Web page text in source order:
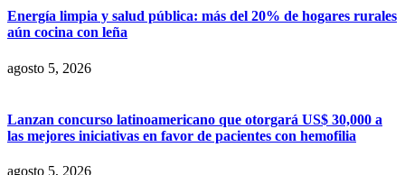
Energía limpia y salud pública: más del 20% de hogares rurales
aún cocina con leña
agosto 5, 2026
Lanzan concurso latinoamericano que otorgará US$ 30,000 a
las mejores iniciativas en favor de pacientes con hemofilia
agosto 5, 2026